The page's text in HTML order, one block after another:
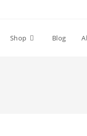
Shop Blog